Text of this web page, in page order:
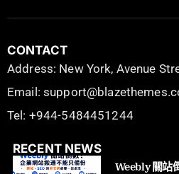
CONTACT
Address: New York, Avenue
Email:
Tel: +944-5484451244
RECENT NEWS
Weebly 關站